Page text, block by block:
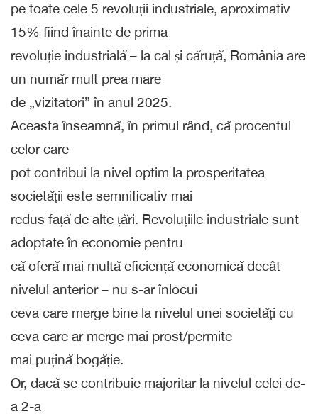
pe toate cele 5 revoluții industriale, aproximativ
15% fiind înainte de prima
revoluție industrială – la cal și căruță, România are
un număr mult prea mare
de „vizitatori” în anul 2025.
Aceasta înseamnă, în primul rând, că procentul
celor care
pot contribui la nivel optim la prosperitatea
societății este semnificativ mai
redus față de alte țări. Revoluțiile industriale sunt
adoptate în economie pentru
că oferă mai multă eficiență economică decât
nivelul anterior – nu s-ar înlocui
ceva care merge bine la nivelul unei societăți cu
ceva care ar merge mai prost/permite
mai puțină bogăție.
Or, dacă se contribuie majoritar la nivelul celei de-
a 2-a